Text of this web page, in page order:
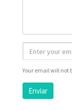
Your email will not
Enviar